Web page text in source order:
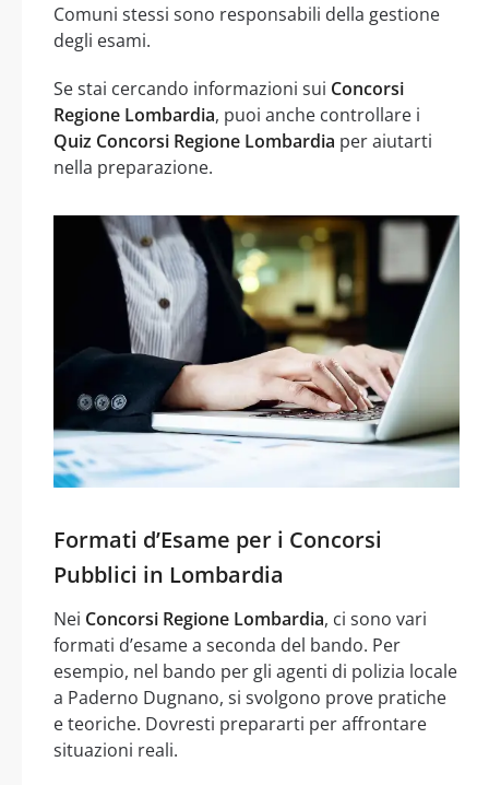
Comuni stessi sono responsabili della gestione
degli esami.
Se stai cercando informazioni sui Concorsi
Regione Lombardia, puoi anche controllare i
Quiz Concorsi Regione Lombardia per aiutarti
nella preparazione.
Formati d’Esame per i Concorsi
Pubblici in Lombardia
Nei Concorsi Regione Lombardia, ci sono vari
formati d’esame a seconda del bando. Per
esempio, nel bando per gli agenti di polizia locale
a Paderno Dugnano, si svolgono prove pratiche
e teoriche. Dovresti prepararti per affrontare
situazioni reali.